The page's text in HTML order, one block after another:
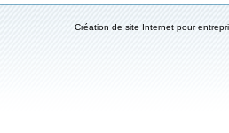
Création de site Internet pour